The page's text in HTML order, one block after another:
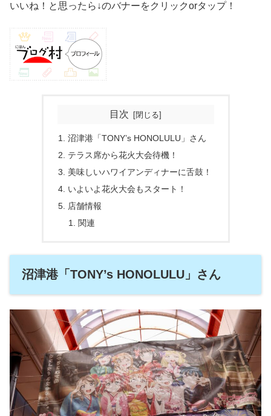
いいね！と思ったら↓のバナーをクリックorタップ！
目次
沼津港「TONY’s HONOLULU」さん
テラス席から花火大会待機！
美味しいハワイアンディナーに舌鼓！
いよいよ花火大会もスタート！
店舗情報
関連
沼津港「TONY’s HONOLULU」さん